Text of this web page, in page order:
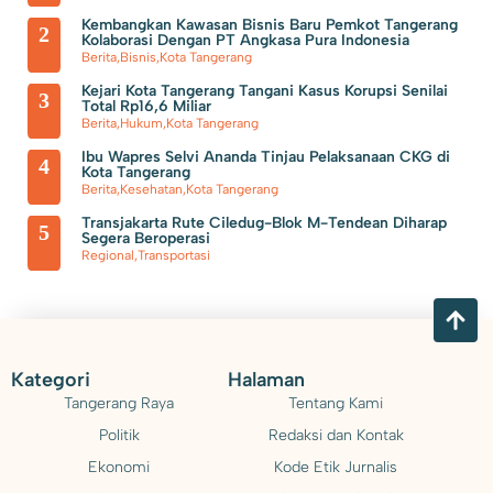
Keras di Kosambi Tangerang
Tangerang yang Wafat Bukan Sekedar Senioritas, Tapi Harus Punya
Kapasitas dan Kapabilitas
2
Kembangkan Kawasan Bisnis Baru Pemkot Tangerang
Kolaborasi Dengan PT Angkasa Pura Indonesia
Berita,Bisnis,Kota Tangerang
3
Kejari Kota Tangerang Tangani Kasus Korupsi Senilai
Total Rp16,6 Miliar
Berita,Hukum,Kota Tangerang
4
Ibu Wapres Selvi Ananda Tinjau Pelaksanaan CKG di
Kota Tangerang
Berita,Kesehatan,Kota Tangerang
5
Transjakarta Rute Ciledug-Blok M-Tendean Diharap
Segera Beroperasi
Regional,Transportasi
Kategori
Tangerang Raya
Politik
Ekonomi
Halaman
Tentang Kami
Redaksi dan Kontak
Kode Etik Jurnalis